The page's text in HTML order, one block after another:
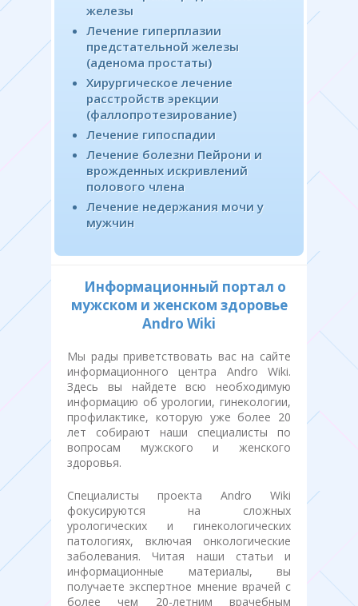
железы
Лечение гиперплазии
предстательной железы
(аденома простаты)
Хирургическое лечение
расстройств эрекции
(фаллопротезирование)
Лечение гипоспадии
Лечение болезни Пейрони и
врожденных искривлений
полового члена
Лечение недержания мочи у
мужчин
Информационный портал о
мужском и женском здоровье
Andro Wiki
Мы рады приветствовать вас на сайте
информационного центра Andro Wiki.
Здесь вы найдете всю необходимую
информацию об урологии, гинекологии,
профилактике, которую уже более 20
лет собирают наши специалисты по
вопросам мужского и женского
здоровья.
Специалисты проекта Andro Wiki
фокусируются на сложных
урологических и гинекологических
патологиях, включая онкологические
заболевания. Читая наши статьи и
информационные материалы, вы
получаете экспертное мнение врачей с
более чем 20-летним врачебным